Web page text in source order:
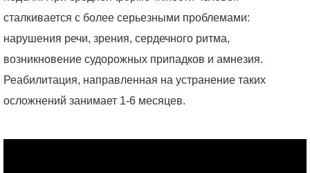
сталкивается с более серьезными проблемами:
нарушения речи, зрения, сердечного ритма,
возникновение судорожных припадков и амнезия.
Реабилитация, направленная на устранение таких
осложнений занимает 1-6 месяцев.